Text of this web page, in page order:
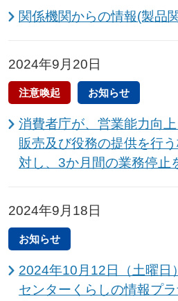
関係機関からの情報(製品
2024年9月20日
注意喚起 お知らせ
消費者庁が、営業能力向
販売及び役務の提供を行
対し、3か月間の業務停止
2024年9月18日
お知らせ
2024年10月12日（土曜日
センターくらしの情報プ